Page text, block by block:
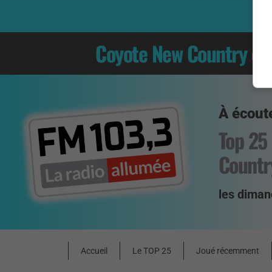
Coyote New Country
À
Top
les
Accueil Le TOP 25 Joué récemment